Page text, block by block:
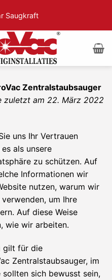
Motorgeräusch
Zentralstaubsauger
zuletzt am 22. März 2022
uns Ihr Vertrauen
als unsere
zu schützen. Auf
Informationen wir
nutzen, warum wir
um Ihre
Auf diese Weise
wie wir arbeiten.
gilt für die
Zentralstaubsauger, im
sollten sich bewusst sein,